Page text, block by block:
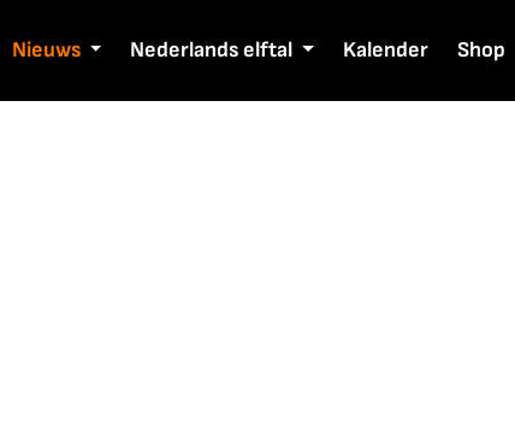
Nieuws Nederlands elftal Kalender Shop